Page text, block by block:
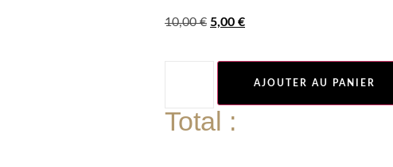
10,00€ 5,00 €
AJOUTER AU PANIER
Total :